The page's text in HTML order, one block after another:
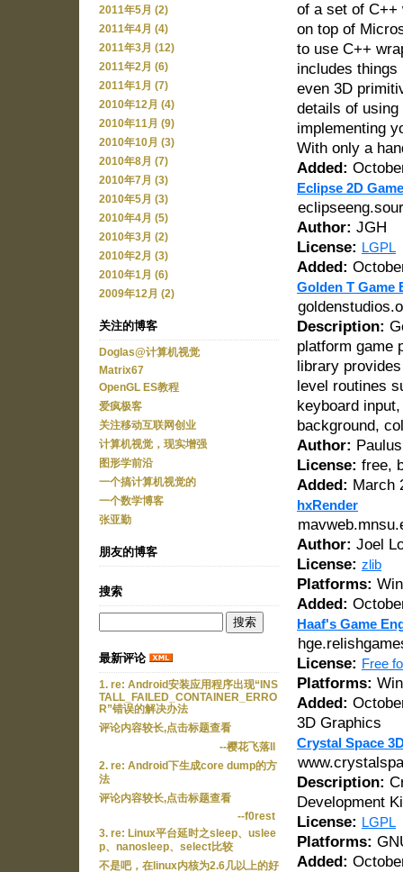
2011年5月 (2)
2011年4月 (4)
2011年3月 (12)
2011年2月 (6)
2011年1月 (7)
2010年12月 (4)
2010年11月 (9)
2010年10月 (3)
2010年8月 (7)
2010年7月 (3)
2010年5月 (3)
2010年4月 (5)
2010年3月 (2)
2010年2月 (3)
2010年1月 (6)
2009年12月 (2)
关注的博客
Doglas@计算机视觉
Matrix67
OpenGL ES教程
爱疯极客
关注移动互联网创业
计算机视觉，现实增强
图形学前沿
一个搞计算机视觉的
一个数学博客
张亚勤
朋友的博客
搜索
最新评论
1. re: Android安装应用程序出现“INS
TALL_FAILED_CONTAINER_ERRO
R”错误的解决办法
评论内容较长,点击标题查看
--樱花飞落ll
2. re: Android下生成core dump的方
法
评论内容较长,点击标题查看
--f0rest
3. re: Linux平台延时之sleep、uslee
p、nanosleep、select比较
不是吧，在linux内核为2.6几以上的好
of a set of C++
on top of
to use C++
includes
even 3D
details of
implementing
With only a
Added:
Eclipse 2D
Author: JGH
License: LGPL
Added:
Golden T Game
Description:
platform game
library
level routines
keyboard
background,
Author:
License: free,
Added: March
hxRender
Author: Joel
License: zlib
Platforms:
Added:
Haaf's Game
License: Free
Platforms:
Added:
3D Graphics
Crystal Space
Description:
Development
License: LGPL
Platforms:
Added: